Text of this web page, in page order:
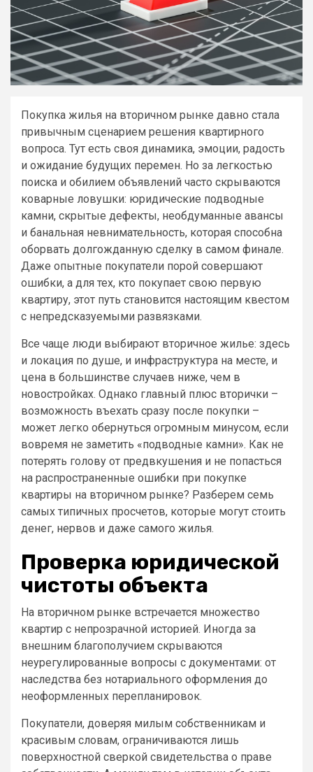
Покупка жилья на вторичном рынке давно стала
привычным сценарием решения квартирного
вопроса. Тут есть своя динамика, эмоции, радость
и ожидание будущих перемен. Но за легкостью
поиска и обилием объявлений часто скрываются
коварные ловушки: юридические подводные
камни, скрытые дефекты, необдуманные авансы
и банальная невнимательность, которая способна
оборвать долгожданную сделку в самом финале.
Даже опытные покупатели порой совершают
ошибки, а для тех, кто покупает свою первую
квартиру, этот путь становится настоящим квестом
с непредсказуемыми развязками.
Все чаще люди выбирают вторичное жилье: здесь
и локация по душе, и инфраструктура на месте, и
цена в большинстве случаев ниже, чем в
новостройках. Однако главный плюс вторички –
возможность въехать сразу после покупки –
может легко обернуться огромным минусом, если
вовремя не заметить «подводные камни». Как не
потерять голову от предвкушения и не попасться
на распространенные ошибки при покупке
квартиры на вторичном рынке? Разберем семь
самых типичных просчетов, которые могут стоить
денег, нервов и даже самого жилья.
Проверка юридической
чистоты объекта
На вторичном рынке встречается множество
квартир с непрозрачной историей. Иногда за
внешним благополучием скрываются
неурегулированные вопросы с документами: от
наследства без нотариального оформления до
неоформленных перепланировок.
Покупатели, доверяя милым собственникам и
красивым словам, ограничиваются лишь
поверхностной сверкой свидетельства о праве